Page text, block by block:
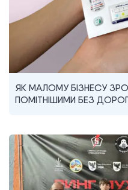
ЯК МАЛОМУ БІЗНЕСУ
ПОМІТНІШИМИ БЕЗ